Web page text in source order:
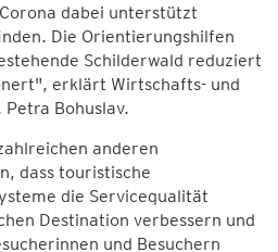
dabei unterstützt
Die Orientierungshilfen
Schilderwald reduziert
erklärt Wirtschafts- und
Bohuslav.
anderen
dass touristische
die Servicequalität
Destination verbessern und
und Besuchern